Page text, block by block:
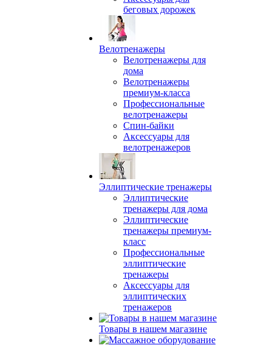
беговых дорожек
Велотренажеры
Велотренажеры для
дома
Велотренажеры
премиум-класса
Профессиональные
велотренажеры
Спин-байки
Аксессуары для
велотренажеров
Эллиптические тренажеры
Эллиптические
тренажеры для дома
Эллиптические
тренажеры премиум-
класс
Профессиональные
эллиптические
тренажеры
Аксессуары для
эллиптических
тренажеров
Товары в нашем магазине